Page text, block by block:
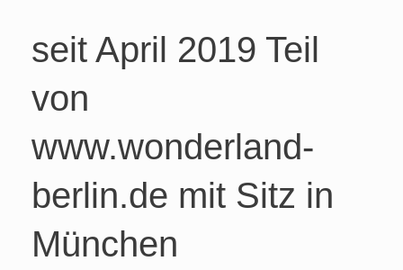
seit April 2019 Teil
von
www.wonderland-
berlin.de mit Sitz in
München